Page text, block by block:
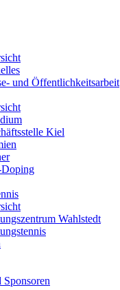
und Öffentlichkeitsarbeit
Kiel
Wahlstedt
Sponsoren